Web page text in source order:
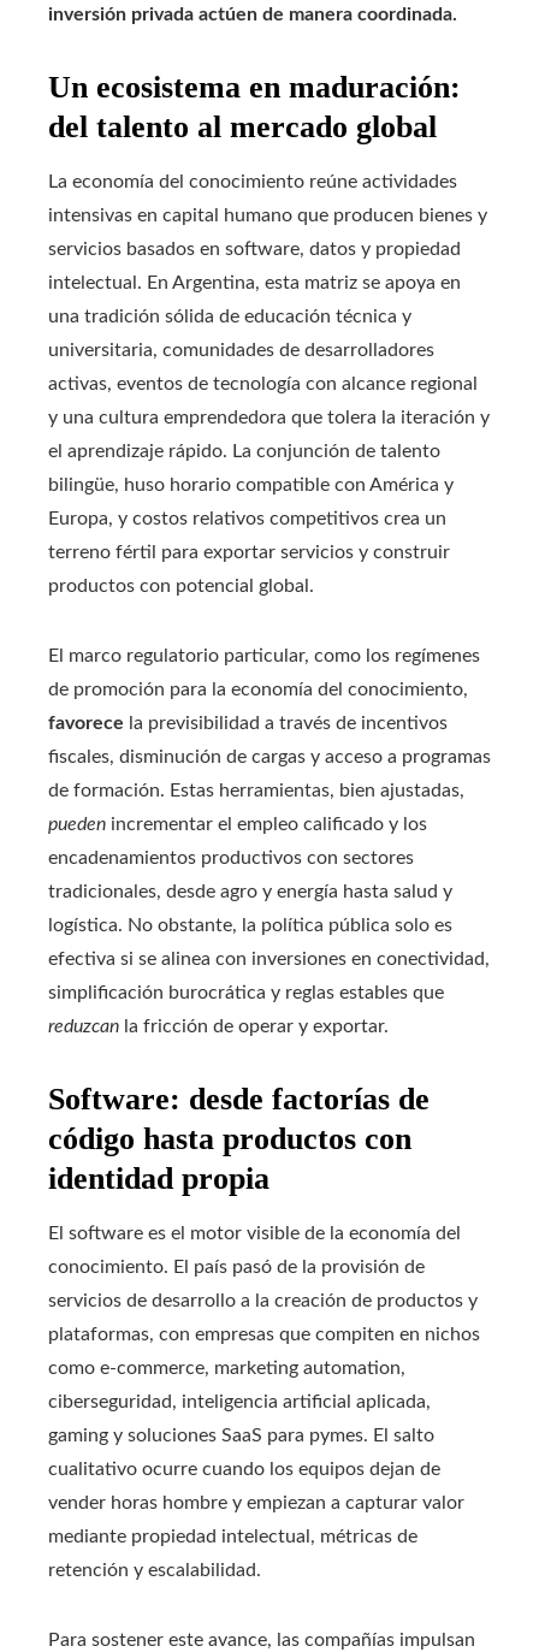
inversión privada actúen de manera coordinada.
Un ecosistema en maduración:
del talento al mercado global
La economía del conocimiento reúne actividades
intensivas en capital humano que producen bienes y
servicios basados en software, datos y propiedad
intelectual. En Argentina, esta matriz se apoya en
una tradición sólida de educación técnica y
universitaria, comunidades de desarrolladores
activas, eventos de tecnología con alcance regional
y una cultura emprendedora que tolera la iteración y
el aprendizaje rápido. La conjunción de talento
bilingüe, huso horario compatible con América y
Europa, y costos relativos competitivos crea un
terreno fértil para exportar servicios y construir
productos con potencial global.
El marco regulatorio particular, como los regímenes
de promoción para la economía del conocimiento,
favorece la previsibilidad a través de incentivos
fiscales, disminución de cargas y acceso a programas
de formación. Estas herramientas, bien ajustadas,
pueden incrementar el empleo calificado y los
encadenamientos productivos con sectores
tradicionales, desde agro y energía hasta salud y
logística. No obstante, la política pública solo es
efectiva si se alinea con inversiones en conectividad,
simplificación burocrática y reglas estables que
reduzcan la fricción de operar y exportar.
Software: desde factorías de
código hasta productos con
identidad propia
El software es el motor visible de la economía del
conocimiento. El país pasó de la provisión de
servicios de desarrollo a la creación de productos y
plataformas, con empresas que compiten en nichos
como e-commerce, marketing automation,
ciberseguridad, inteligencia artificial aplicada,
gaming y soluciones SaaS para pymes. El salto
cualitativo ocurre cuando los equipos dejan de
vender horas hombre y empiezan a capturar valor
mediante propiedad intelectual, métricas de
retención y escalabilidad.
Para sostener este avance, las compañías impulsan